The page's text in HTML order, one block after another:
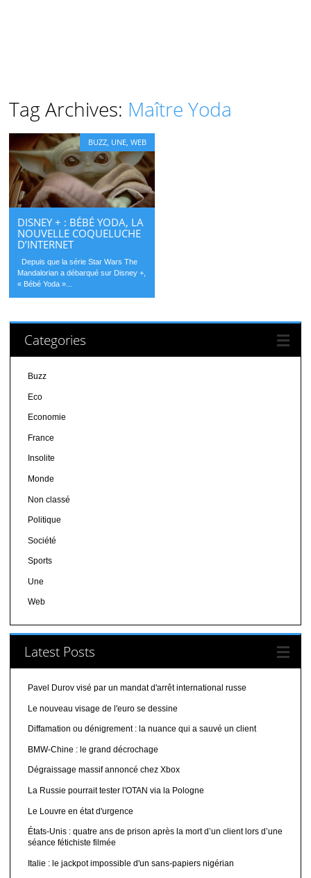
Tag Archives: Maître Yoda
BUZZ UNE ,WEB
DISNEY + : BÉBÉ YODA, LA
NOUVELLE COQUELUCHE
D’INTERNET
Depuis que la série Star Wars The
Mandalorian a débarqué sur Disney +,
« Bébé Yoda »...
Categories
Buzz
Eco
Economie
France
Insolite
Monde
Non classé
Politique
Société
Sports
Une
Web
Latest Posts
Pavel Durov visé par un mandat d'arrêt international russe
Le nouveau visage de l'euro se dessine
Diffamation ou dénigrement : la nuance qui a sauvé un client
BMW-Chine : le grand décrochage
Dégraissage massif annoncé chez Xbox
La Russie pourrait tester l'OTAN via la Pologne
Le Louvre en état d'urgence
États-Unis : quatre ans de prison après la mort d’un client lors d’une
séance fétichiste filmée
Italie : le jackpot impossible d'un sans-papiers nigérian